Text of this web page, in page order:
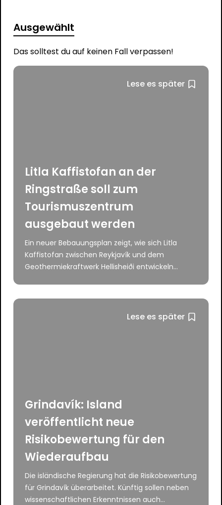
Ausgewählt
Das solltest du auf keinen Fall verpassen!
Lese es später
Litla Kaffistofan an der
Ringstraße soll zum
Tourismuszentrum
ausgebaut werden
Ein neuer Bebauungsplan zeigt, wie sich Litla
Kaffistofan zwischen Reykjavík und dem
Geothermiekraftwerk Hellisheiði entwickeln...
Lese es später
Grindavík: Island
veröffentlicht neue
Risikobewertung für den
Wiederaufbau
Die isländische Regierung hat die Risikobewertung
für Grindavík überarbeitet. Künftig sollen neben
wissenschaftlichen Erkenntnissen auch...